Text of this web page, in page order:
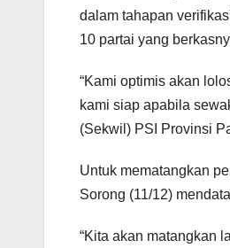
dalam tahapan
10 partai yang
“Kami optimis akan
kami siap apabila
(Sekwil) PSI Provinsi
Untuk mematangkan
Sorong (11/12)
“Kita akan matangkan